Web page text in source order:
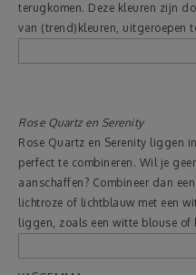
Thuis
Eten & Drinken
Mode & Verzorging
Korting
terugkomen. Deze kleuren zijn
van (trend)kleuren, uitgeroepen
Rose Quartz en Serenity
Rose Quartz en Serenity liggen
perfect te combineren. Wil je
aanschaffen? Combineer dan
lichtroze of lichtblauw met een
liggen, zoals een witte blouse of